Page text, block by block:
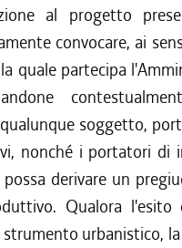
al progetto
convocare, ai
quale partecipa
soggetto,
nonché i portatori di
derivare un
Qualora l'esito
urbanistico,